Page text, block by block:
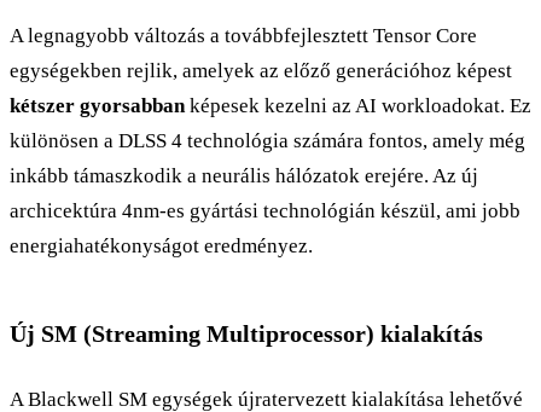
A legnagyobb változás a továbbfejlesztett Tensor Core
egységekben rejlik, amelyek az előző generációhoz képest
kétszer gyorsabbanképesek kezelni az AI workloadokat. Ez
különösen a DLSS 4 technológia számára fontos, amely még
inkább támaszkodik a neurális hálózatok erejére. Az új
archicektúra 4nm-es gyártási technológián készül, ami jobb
energiahatékonyságot eredményez.
Új SM (Streaming Multiprocessor) kialakítás
A Blackwell SM egységek újratervezett kialakítása lehetővé